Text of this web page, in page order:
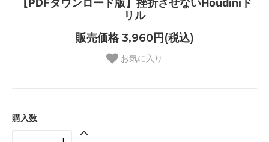
【PDFダウンロード版】挫折させないHoudiniド
リル
販売価格 3,960円(税込)
お気に入り
購入数